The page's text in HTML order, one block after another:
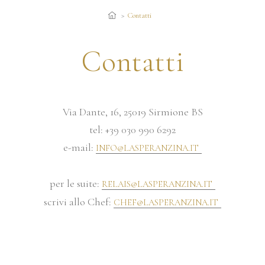
Contatti
Contatti
Via Dante, 16, 25019 Sirmione BS
tel: +39 030 990 6292
e-mail: INFO@LASPERANZINA.IT
per le suite: RELAIS@LASPERANZINA.IT
scrivi allo Chef: CHEF@LASPERANZINA.IT